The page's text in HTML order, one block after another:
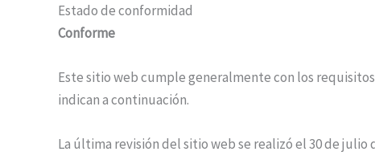
Estado de conformidad
Conforme
Este sitio web cumple generalmente con los requisitos
indican a continuación.
La última revisión del sitio web se realizó el 30 de julio